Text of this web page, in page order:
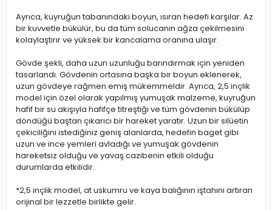
Ayrıca, kuyruğun tabanındaki boyun, ısıran hedefi karşılar. Az
bir kuvvetle bükülür, bu da tüm solucanın ağza çekilmesini
kolaylaştırır ve yüksek bir kancalama oranına ulaşır.
Gövde şekli, daha uzun uzunluğu barındırmak için yeniden
tasarlandı. Gövdenin ortasına başka bir boyun eklenerek,
uzun gövdeye rağmen emiş mükemmeldir. Ayrıca, 2,5 inçlik
model için özel olarak yapılmış yumuşak malzeme, kuyruğun
hafif bir su akışıyla hafifçe titreştiği ve tüm gövdenin bükülüp
döndüğü baştan çıkarıcı bir hareket yaratır. Uzun bir silüetin
çekiciliğini istediğiniz geniş alanlarda, hedefin baget gibi
uzun ve ince yemleri avladığı ve yumuşak gövdenin
hareketsiz olduğu ve yavaş cazibenin etkili olduğu
durumlarda etkilidir.
*2,5 inçlik model, at uskumru ve kaya balığının iştahını artıran
orijinal bir lezzetle birlikte gelir.